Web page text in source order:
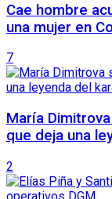
Cae hombre
una mujer en
7
María
que deja una
2